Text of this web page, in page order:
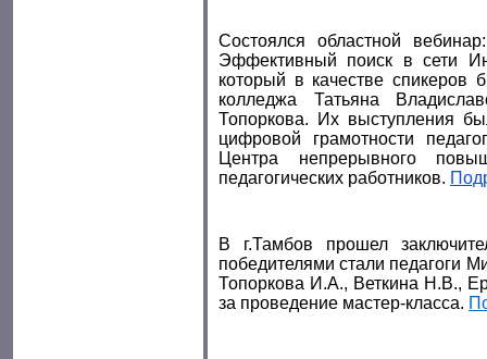
Состоялся областной
Эффективный поиск в сети
который в качестве спикеров
колледжа Татьяна
Топоркова. Их выступления
цифровой грамотности
Центра непрерывного
педагогических работников.
В г.Тамбов прошел
победителями стали педагоги
Топоркова И.А., Веткина Н.В.,
за проведение мастер-класса.